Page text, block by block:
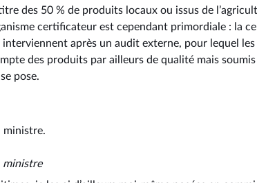
des 50 % de produits locaux ou issus de
certificateur est cependant primordiale : la
après un audit externe, pour lequel
des produits par ailleurs de qualité mais
pose.
ministre.
ministre